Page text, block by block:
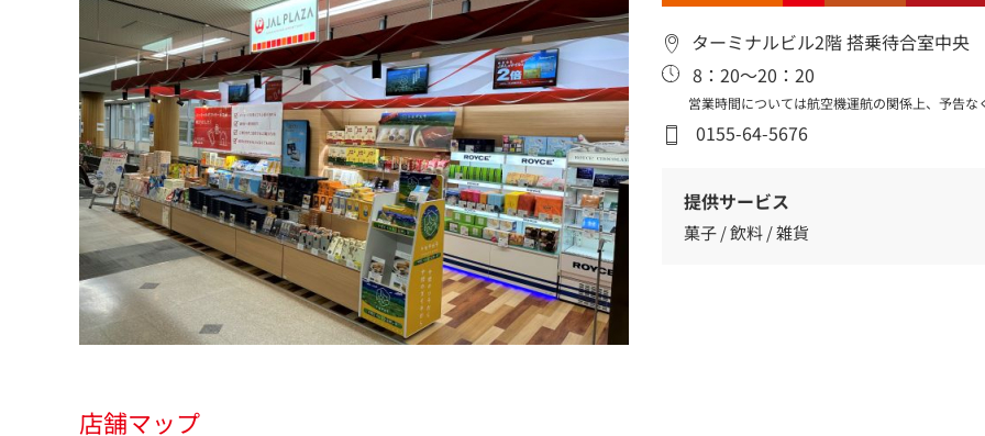
ターミナルビル2階 搭乗待合室中央
8：20～20：20
営業時間については航空機運航の関係上、予告
0155-64-5676
提供サービス
菓子 / 飲料 / 雑貨
店舗マップ